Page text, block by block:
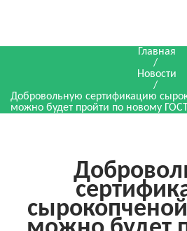
Главная
/
Новости
/
Добровольную сертификацию
можно будет пройти по новому